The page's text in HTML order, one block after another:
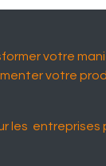
votre
votre
les entreprises